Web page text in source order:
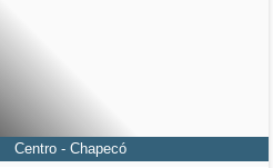
Centro - Chapecó